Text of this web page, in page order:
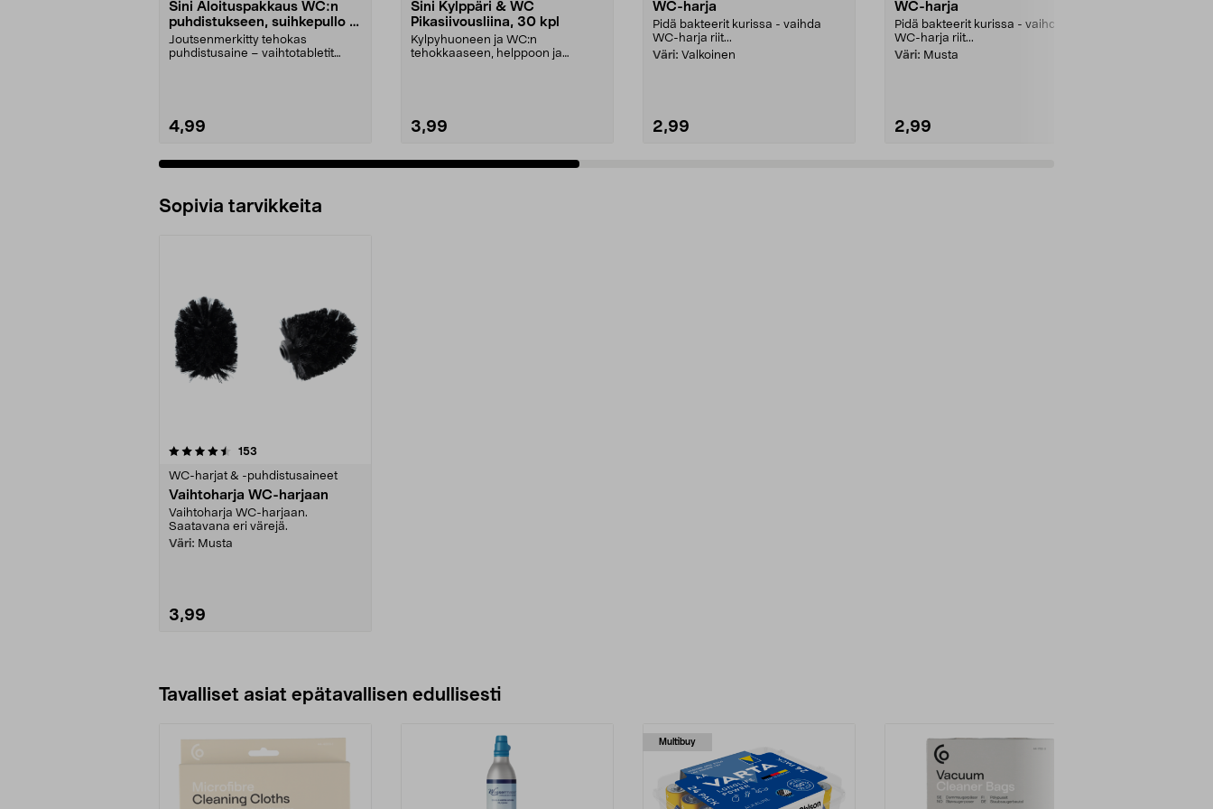
Sini Aloituspakkaus WC:n
puhdistukseen, suihkepullo ja
2 tablettia
Joutsenmerkitty tehokas
puhdistusaine – vaihtotabletit
4,99
Sini Kylppäri & WC
Pikasiivousliina, 30 kpl
Kylpyhuoneen ja WC:n
tehokkaaseen, helppoon ja
3,99
WC-harja
Pidä bakteerit kurissa - vaihda
WC-harja riit...
Väri: Valkoinen
2,99
WC-harja
Pidä bakteerit kurissa - vaihda
WC-harja riit...
Väri: Musta
2,99
Sopivia tarvikkeita
153
WC-harjat & -puhdistusaineet
Vaihtoharja WC-harjaan
Vaihtoharja WC-harjaan.
Saatavana eri värejä.
Väri: Musta
3,99
Tavalliset asiat epätavallisen edullisesti
Multibuy